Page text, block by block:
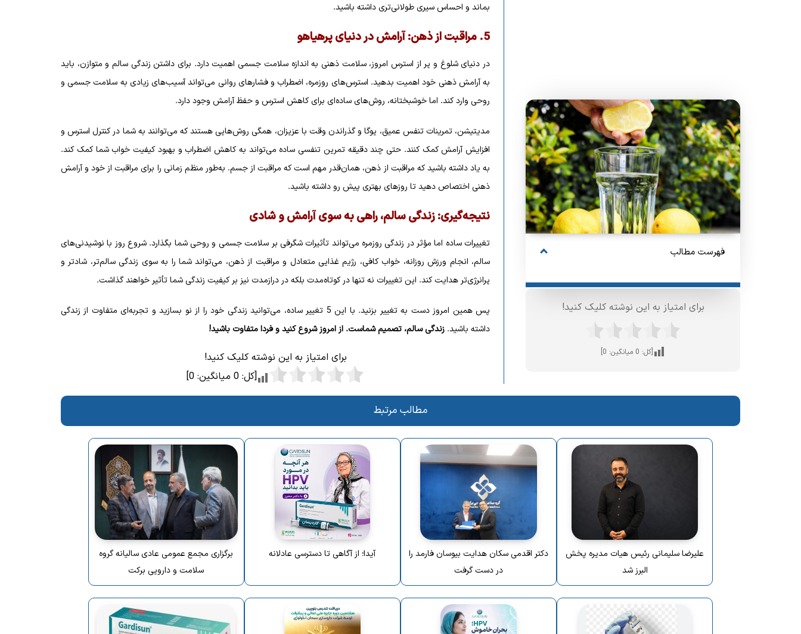
فهرست مطالب
برای امتیاز به این نوشته کلیک کنید!
[کل: 0 میانگین: 0
]
بماند و احساس سیری طولانی‌تری داشته باشید.
5. مراقبت از ذهن: آرامش در دنیای پرهیاهو
در دنیای شلوغ و پر از استرس امروز، سلامت ذهنی به اندازه سلامت جسمی اهمیت دارد. برای داشتن زندگی سالم و متوازن، باید
به آرامش ذهنی خود اهمیت بدهید. استرس‌های روزمره، اضطراب و فشارهای روانی می‌تواند آسیب‌های زیادی به سلامت جسمی و
روحی وارد کند. اما خوشبختانه، روش‌های ساده‌ای برای کاهش استرس و حفظ آرامش وجود دارد.
مدیتیشن، تمرینات تنفس عمیق، یوگا و گذراندن وقت با عزیزان، همگی روش‌هایی هستند که می‌توانند به شما در کنترل استرس و
افزایش آرامش کمک کنند. حتی چند دقیقه تمرین تنفسی ساده می‌تواند به کاهش اضطراب و بهبود کیفیت خواب شما کمک کند.
به یاد داشته باشید که مراقبت از ذهن، همان‌قدر مهم است که مراقبت از جسم. به‌طور منظم زمانی را برای مراقبت از خود و آرامش
ذهنی اختصاص دهید تا روزهای بهتری پیش رو داشته باشید.
نتیجه‌گیری: زندگی سالم، راهی به سوی آرامش و شادی
تغییرات ساده اما مؤثر در زندگی روزمره می‌تواند تأثیرات شگرفی بر سلامت جسمی و روحی شما بگذارد. شروع روز با نوشیدنی‌های
سالم، انجام ورزش روزانه، خواب کافی، رژیم غذایی متعادل و مراقبت از ذهن، می‌تواند شما را به سوی زندگی سالم‌تر، شادتر و
پرانرژی‌تر هدایت کند. این تغییرات نه تنها در کوتاه‌مدت بلکه در درازمدت نیز بر کیفیت زندگی شما تأثیر خواهند گذاشت.
پس همین امروز دست به تغییر بزنید. با این 5 تغییر ساده، می‌توانید زندگی خود را از نو بسازید و تجربه‌ای متفاوت از زندگی
داشته باشید. زندگی سالم، تصمیم شماست. از امروز شروع کنید و فردا متفاوت باشید!
برای امتیاز به این نوشته کلیک کنید!
[کل: 0 میانگین: 0
]
مطالب مرتبط
علیرضا سلیمانی رئیس هیات مدیره پخش
البرز شد
دکتر اقدمی سکان هدایت بیوسان فارمد را
در دست گرفت
آیدا؛ از آگاهی تا دسترسی عادلانه
برگزاری مجمع عمومی عادی سالیانه گروه
سلامت و دارویی برکت